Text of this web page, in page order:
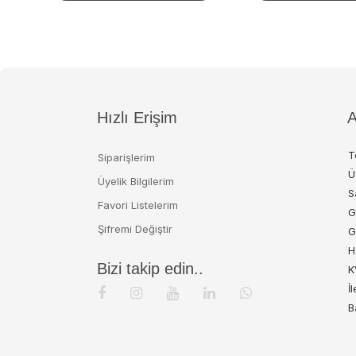
Hızlı Erişim
Siparişlerim
Üyelik Bilgilerim
Favori Listelerim
Şifremi Değiştir
Bizi takip edin..